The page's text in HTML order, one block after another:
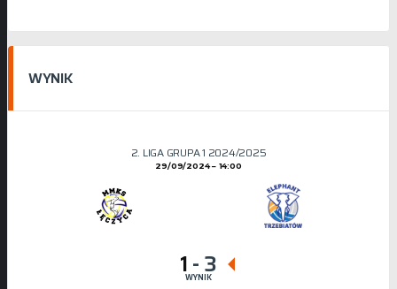
WYNIK
2. LIGA GRUPA 1 2024/2025
29/09/2024 14:00
1-3
WYNIK